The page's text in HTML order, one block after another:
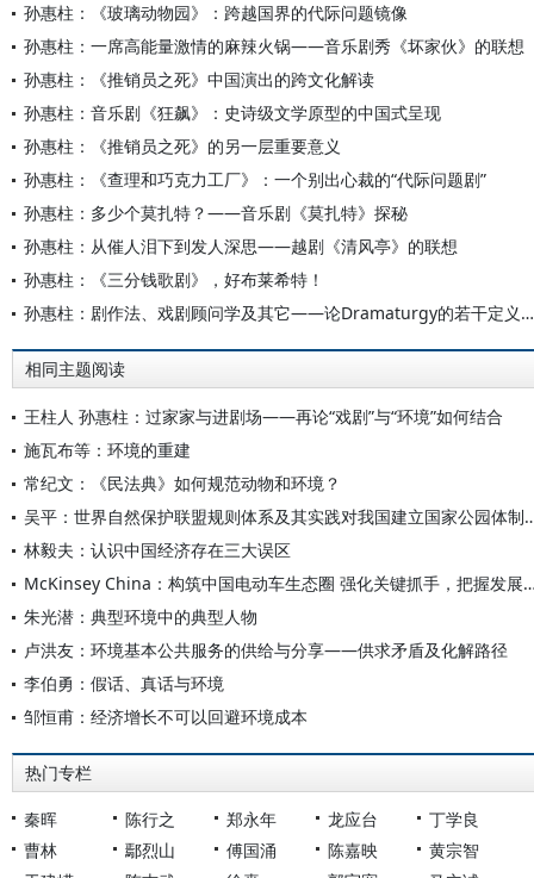
孙惠柱：《玻璃动物园》：跨越国界的代际问题镜像
孙惠柱：一席高能量激情的麻辣火锅——音乐剧秀《坏家伙》的联想
孙惠柱：《推销员之死》中国演出的跨文化解读
孙惠柱：音乐剧《狂飙》：史诗级文学原型的中国式呈现
孙惠柱：《推销员之死》的另一层重要意义
孙惠柱：《查理和巧克力工厂》：一个别出心裁的“代际问题剧”
孙惠柱：多少个莫扎特？——音乐剧《莫扎特》探秘
孙惠柱：从催人泪下到发人深思——越剧《清风亭》的联想
孙惠柱：《三分钱歌剧》，好布莱希特！
孙惠柱：剧作法、戏剧顾问学及其它——论Dramaturgy的若干定义、相关理论及其在中国的意义[1]
相同主题阅读
王柱人 孙惠柱：过家家与进剧场——再论“戏剧”与“环境”如何结合
施瓦布等：环境的重建
常纪文：《民法典》如何规范动物和环境？
吴平：世界自然保护联盟规则
林毅夫：认识中国经济存在三大误区
McKinsey China：构筑中国电动车
朱光潜：典型环境中的典型人物
卢洪友：环境基本公共服务的供给与分享——供求矛盾及化解路径
李伯勇：假话、真话与环境
邹恒甫：经济增长不可以回避环境成本
热门专栏
秦晖 陈行之 郑永年 龙应台
丁学良
曹林
鄢烈山 傅国涌 陈嘉映
黄宗智